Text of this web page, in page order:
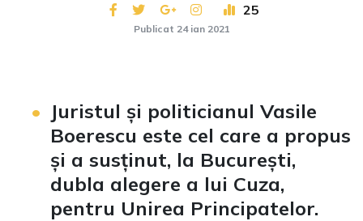
25
Publicat 24 ian 2021
Juristul și politicianul Vasile
Boerescu este cel care a propus
și a susținut, la București,
dubla alegere a lui Cuza,
pentru Unirea Principatelor.